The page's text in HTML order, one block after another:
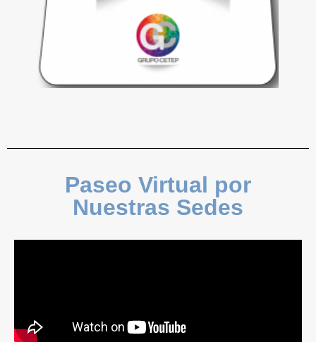
Paseo Virtual por
Nuestras Sedes